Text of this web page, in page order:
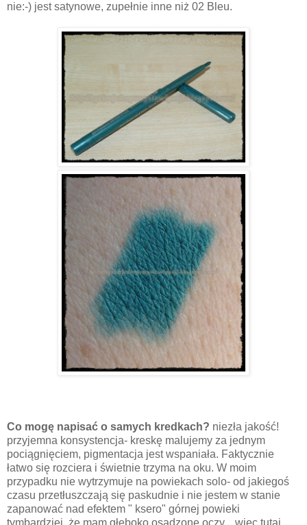
nie:-) jest satynowe, zupełnie inne niż 02 Bleu.
Co mogę napisać o samych kredkach? niezła jakość!
przyjemna konsystencja- kreskę malujemy za jednym
pociągnięciem, pigmentacja jest wspaniała. Faktycznie
łatwo się rozciera i świetnie trzyma na oku. W moim
przypadku nie wytrzymuje na powiekach solo- od jakiegoś
czasu przetłuszczają się paskudnie i nie jestem w stanie
zapanować nad efektem " ksero" górnej powieki